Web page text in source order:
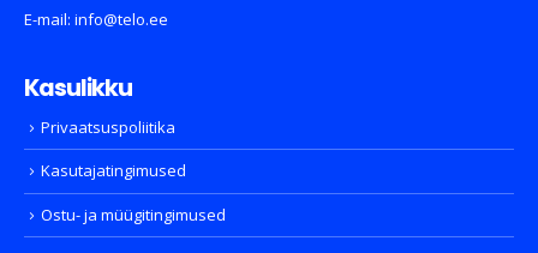
E-mail: info@telo.ee
Kasulikku
Privaatsuspoliitika
Kasutajatingimused
Ostu- ja müügitingimused